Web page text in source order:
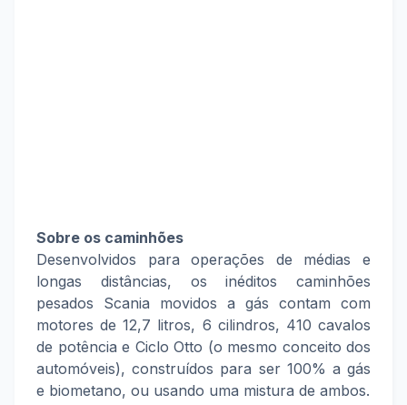
Sobre os caminhões
Desenvolvidos para operações de médias e
longas distâncias, os inéditos caminhões
pesados Scania movidos a gás contam com
motores de 12,7 litros, 6 cilindros, 410 cavalos
de potência e Ciclo Otto (o mesmo conceito dos
automóveis), construídos para ser 100% a gás
e biometano, ou usando uma mistura de ambos.